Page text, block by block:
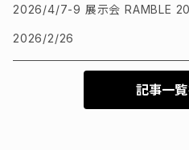
2026/4/7-9 展示会 RAMBLE
2026/2/26
記事一